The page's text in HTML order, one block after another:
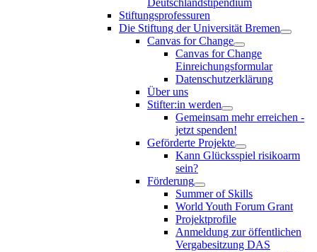
Stiftungsprofessuren
Die Stiftung der Universität Bremen
Canvas for Change
Canvas for Change
Einreichungsformular
Datenschutzerklärung
Über uns
Stifter:in werden
Gemeinsam mehr erreichen -
jetzt spenden!
Geförderte Projekte
Kann Glücksspiel risikoarm
sein?
Förderung
Summer of Skills
World Youth Forum Grant
Projektprofile
Anmeldung zur öffentlichen
Vergabesitzung DAS